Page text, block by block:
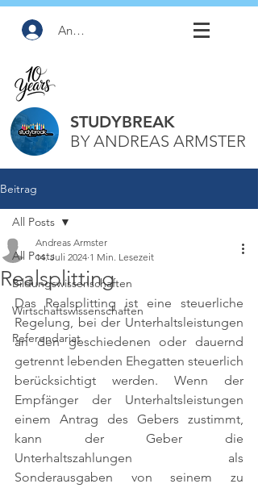
Anmelden
STUDYBREAK
BY ANDREAS ARMSTER
Beitrag
All Posts
Bildungswissenschaften
Wirtschaftswissenschaften
Referendariat
All Posts
Realsplitting
Andreas Armster
14. Juli 2024 1 Min. Lesezeit
Das Realsplitting ist eine steuerliche
Regelung, bei der Unterhaltsleistungen
an den geschiedenen oder dauernd
getrennt lebenden Ehegatten steuerlich
berücksichtigt werden. Wenn der
Empfänger der Unterhaltsleistungen
einem Antrag des Gebers zustimmt,
kann der Geber die
Unterhaltszahlungen als
Sonderausgaben von seinem zu